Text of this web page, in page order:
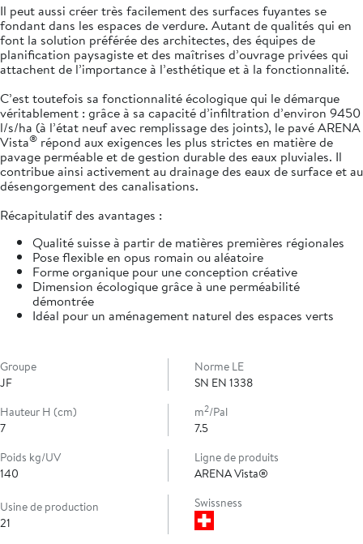
Il peut aussi créer très facilement des surfaces fuyantes se
fondant dans les espaces de verdure. Autant de qualités qui en
font la solution préférée des architectes, des équipes de
planification paysagiste et des maîtrises d’ouvrage privées qui
attachent de l’importance à l’esthétique et à la fonctionnalité.
C’est toutefois sa fonctionnalité écologique qui le démarque
véritablement : grâce à sa capacité d’infiltration d’environ 9450
l/s/ha (à l’état neuf avec remplissage des joints), le pavé ARENA
Vista® répond aux exigences les plus strictes en matière de
pavage perméable et de gestion durable des eaux pluviales. Il
contribue ainsi activement au drainage des eaux de surface et au
désengorgement des canalisations.
Récapitulatif des avantages :
Qualité suisse à partir de matières premières régionales
Pose flexible en opus romain ou aléatoire
Forme organique pour une conception créative
Dimension écologique grâce à une perméabilité
démontrée
Idéal pour un aménagement naturel des espaces verts
Groupe
JF
Norme LE
SN EN 1338
Hauteur H (cm)
7
m2/Pal
7.5
Poids kg/UV
140
Ligne de produits
ARENA Vista®
Usine de production
21
Swissness